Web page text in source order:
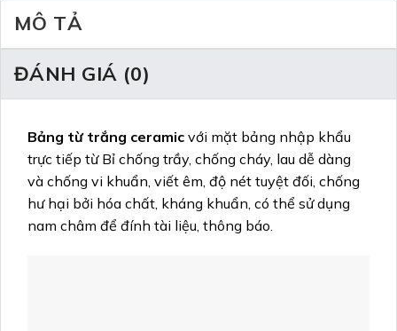
MÔ TẢ
ĐÁNH GIÁ (0)
Bảng từ trắng ceramic với mặt bảng nhập khẩu
trực tiếp từ Bỉ chống trầy, chống cháy, lau dễ dàng
và chống vi khuẩn, viết êm, độ nét tuyệt đối, chống
hư hại bởi hóa chất, kháng khuẩn, có thể sử dụng
nam châm để đính tài liệu, thông báo.